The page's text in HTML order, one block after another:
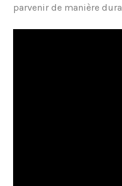
parvenir de manière